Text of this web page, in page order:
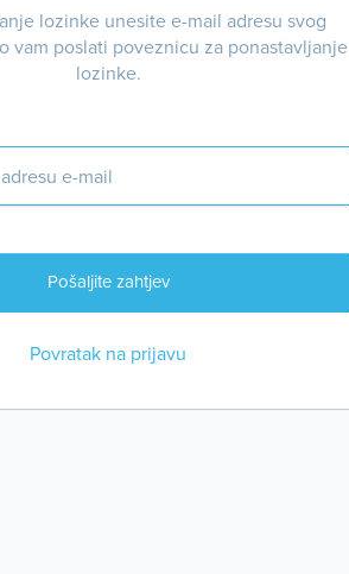
lozinke unesite e-mail adresu svog
vam poslati poveznicu za ponastavljanje
lozinke.
Povratak na prijavu